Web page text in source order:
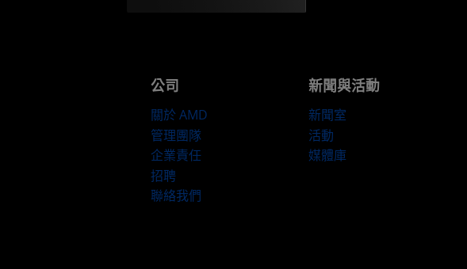
公司
關於 AMD
管理團隊
企業責任
招聘
聯絡我們
新聞與活動
新聞室
活動
媒體庫